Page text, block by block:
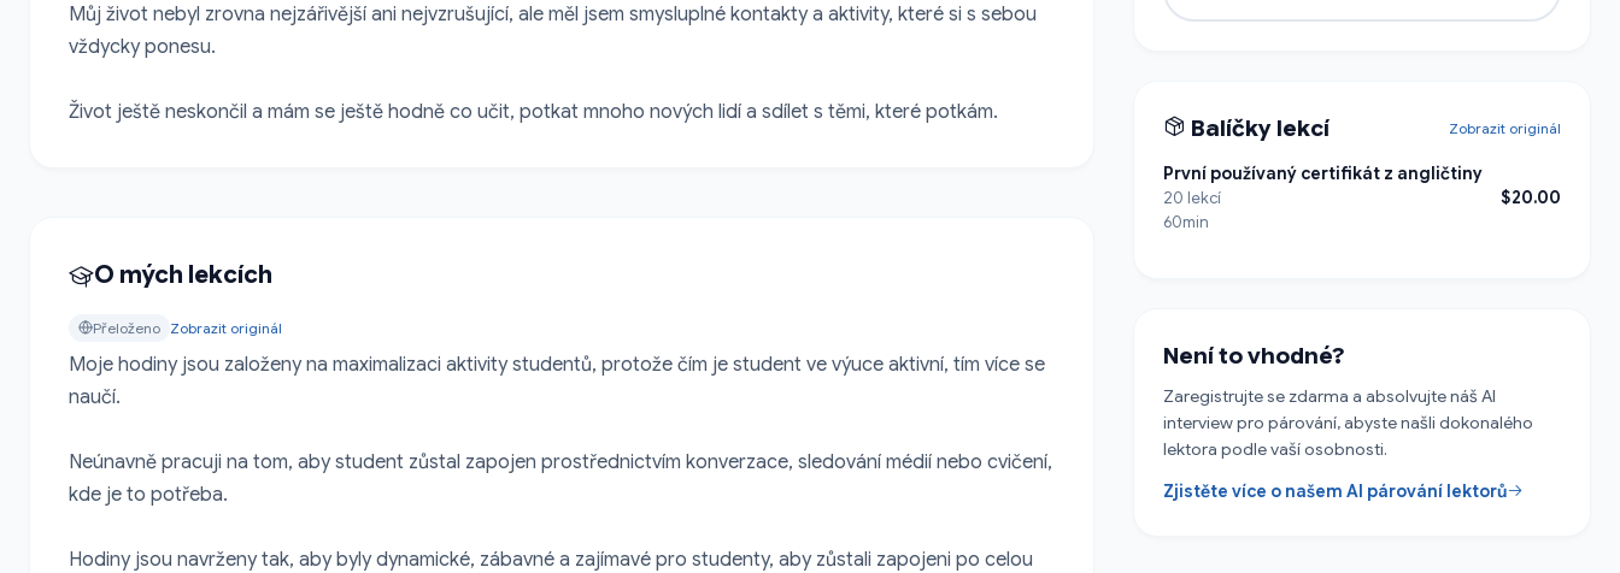
Můj život nebyl zrovna nejzářivější ani nejvzrušující, ale měl jsem smysluplné kontakty a aktivity, které si s sebou
vždycky ponesu.
Život ještě neskončil a mám se ještě hodně co učit, potkat mnoho nových lidí a sdílet s těmi, které potkám.
O mých lekcích
Přeloženo Zobrazit originál
Moje hodiny jsou založeny na maximalizaci aktivity studentů, protože čím je student ve výuce aktivní, tím více se
naučí.
Neúnavně pracuji na tom, aby student zůstal zapojen prostřednictvím konverzace, sledování médií nebo cvičení,
kde je to potřeba.
Hodiny jsou navrženy tak, aby byly dynamické, zábavné a zajímavé pro studenty, aby zůstali zapojeni po celou
Balíčky lekcí Zobrazit originál
První používaný certifikát z angličtiny
20 lekcí
60min
$20.00
Není to vhodné?
Zaregistrujte se zdarma a absolvujte náš AI
interview pro párování, abyste našli dokonalého
lektora podle vaší osobnosti.
Zjistěte více o našem AI párování lektorů